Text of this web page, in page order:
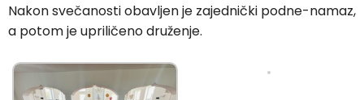
Nakon svečanosti obavljen je zajednički podne-namaz,
a potom je upriličeno druženje.